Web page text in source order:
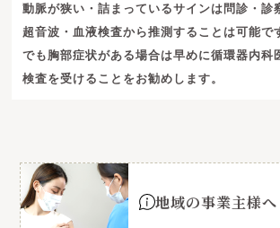
動脈が狭い・詰まっているサインは問診・診
超音波・血液検査から推測することは可能で
でも胸部症状がある場合は早めに循環器内科
検査を受けることをお勧めします。
地域の事業主様へ